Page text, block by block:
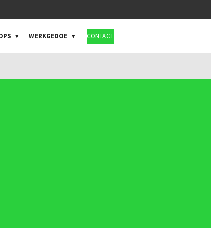
WERKGEDOE CONTACT